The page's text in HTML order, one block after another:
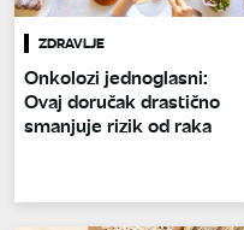
ZDRAVLJE
Onkolozi jednoglasni:
Ovaj doručak drastično
smanjuje rizik od raka